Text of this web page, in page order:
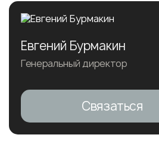
Евгений Бурмакин
Генеральный директор
Связаться